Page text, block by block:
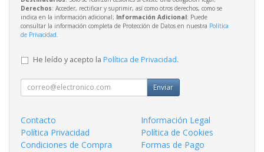
Derechos: Acceder, rectificar y suprimir, así como otros derechos, como se
indica en la información adicional; Información Adicional: Puede
consultar la información completa de Protección de Datos en nuestra Política
de Privacidad
He leído y acepto la Política de Privacidad.
Enviar
Contacto
Información Legal
Política Privacidad
Política de Cookies
Condiciones de Compra
Formas de Pago